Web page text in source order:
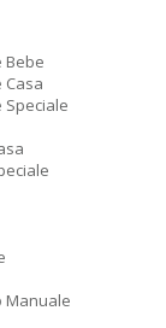
Bebe
Casa
Speciale
Manuale